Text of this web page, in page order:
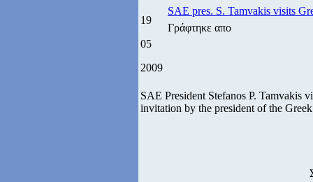
19
05
2009
SAE pres. S. Tamvakis visits
Γράφτηκε απο
SAE President Stefanos P. Tamvakis
invitation by the president of the